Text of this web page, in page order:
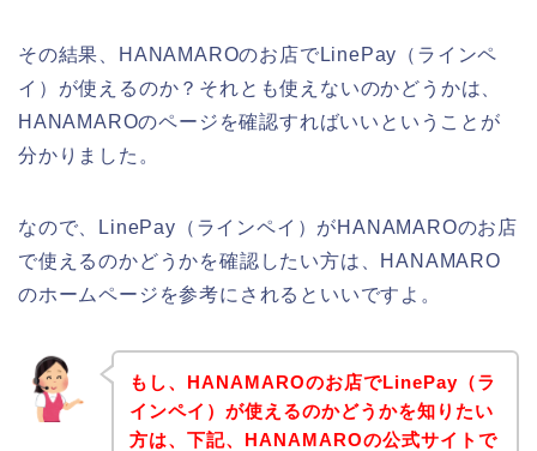
その結果、HANAMAROのお店でLinePay（ラインペ
イ）が使えるのか？それとも使えないのかどうかは、
HANAMAROのページを確認すればいいということが
分かりました。
なので、LinePay（ラインペイ）がHANAMAROのお店
で使えるのかどうかを確認したい方は、HANAMARO
のホームページを参考にされるといいですよ。
もし、HANAMAROのお店でLinePay（ラ
インペイ）が使えるのかどうかを知りたい
方は、下記、HANAMAROの公式サイトで